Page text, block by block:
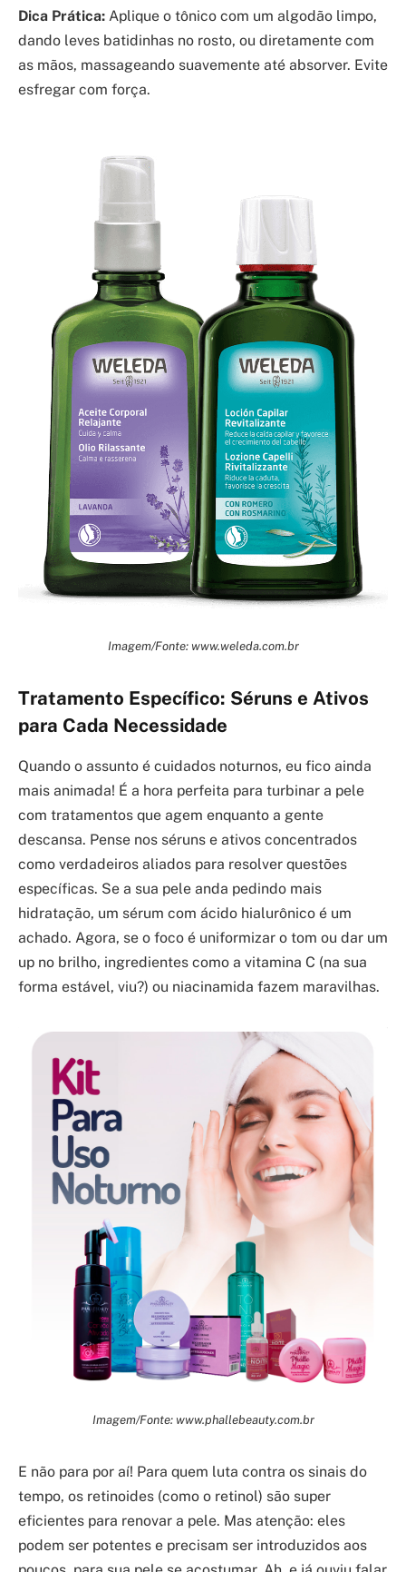
Dica Prática: Aplique o tônico com um algodão limpo,
dando leves batidinhas no rosto, ou diretamente com
as mãos, massageando suavemente até absorver. Evite
esfregar com força.
Imagem/Fonte: www.weleda.com.br
Tratamento Específico: Séruns e Ativos
para Cada Necessidade
Quando o assunto é cuidados noturnos, eu fico ainda
mais animada! É a hora perfeita para turbinar a pele
com tratamentos que agem enquanto a gente
descansa. Pense nos séruns e ativos concentrados
como verdadeiros aliados para resolver questões
específicas. Se a sua pele anda pedindo mais
hidratação, um sérum com ácido hialurônico é um
achado. Agora, se o foco é uniformizar o tom ou dar um
up no brilho, ingredientes como a vitamina C (na sua
forma estável, viu?) ou niacinamida fazem maravilhas.
Imagem/Fonte: www.phallebeauty.com.br
E não para por aí! Para quem luta contra os sinais do
tempo, os retinoides (como o retinol) são super
eficientes para renovar a pele. Mas atenção: eles
podem ser potentes e precisam ser introduzidos aos